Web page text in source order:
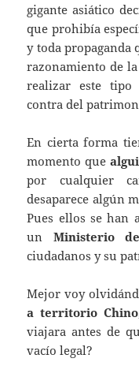
gigante asiático
que prohibía
y toda propaganda
razonamiento de
realizar este
contra del
En cierta forma
momento que
por cualquier
desaparece algún
Pues ellos se han
un Ministerio
ciudadanos y su
Mejor voy
a territorio Chino
viajara antes de
vacío legal?